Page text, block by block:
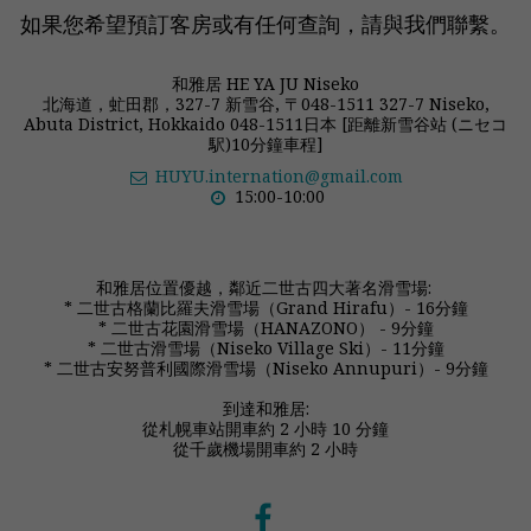
如果您希望預訂客房或有任何查詢，請與我們聯繫。
和雅居 HE YA JU Niseko
北海道，虻田郡，327-7 新雪谷, 〒048-1511 327-7 Niseko,
Abuta District, Hokkaido 048-1511日本 [距離新雪谷站 (ニセコ
駅)10分鐘車程]
HUYU.internation@gmail.com
15:00-10:00
和雅居位置優越，鄰近二世古四大著名滑雪場:
* 二世古格蘭比羅夫滑雪場（Grand Hirafu）- 16分鐘
* 二世古花園滑雪場（HANAZONO） - 9分鐘
* 二世古滑雪場（Niseko Village Ski）- 11分鐘
* 二世古安努普利國際滑雪場（Niseko Annupuri）- 9分鐘
到達和雅居:
從札幌車站開車約 2 小時 10 分鐘
從千歲機場開車約 2 小時